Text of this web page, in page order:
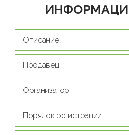
Описание
Продавец
Организатор
Порядок регистрации